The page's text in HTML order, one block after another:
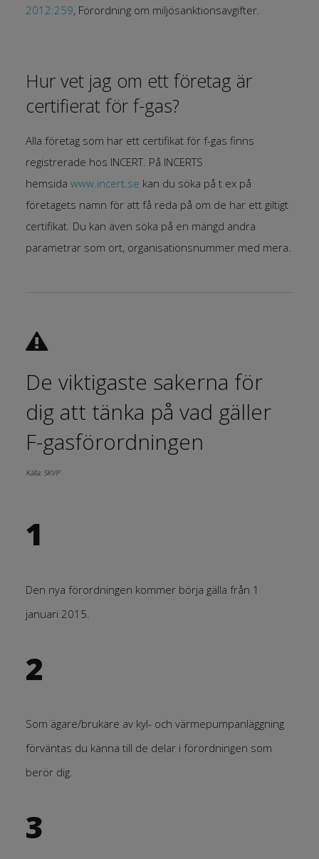
2012:259, Förordning om miljösanktionsavgifter.
Hur vet jag om ett företag är
certifierat för f-gas?
Alla företag som har ett certifikat för f-gas finns
registrerade hos INCERT. På INCERTS
hemsida www.incert.se kan du söka på t ex på
företagets namn för att få reda på om de har ett giltigt
certifikat. Du kan även söka på en mängd andra
parametrar som ort, organisationsnummer med mera.
De viktigaste sakerna för
dig att tänka på vad gäller
F-gasförordningen
Källa: SKVP
1
Den nya förordningen kommer börja gälla från 1
januari 2015.
2
Som ägare/brukare av kyl- och värmepumpanläggning
förväntas du känna till de delar i förordningen som
berör dig.
3